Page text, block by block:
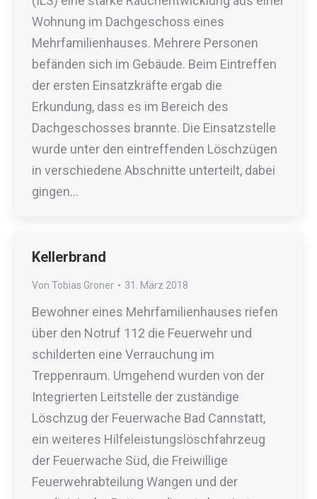
Wohnung im Dachgeschoss eines
Mehrfamilienhauses. Mehrere Personen
befänden sich im Gebäude. Beim Eintreffen
der ersten Einsatzkräfte ergab die
Erkundung, dass es im Bereich des
Dachgeschosses brannte. Die Einsatzstelle
wurde unter den eintreffenden Löschzügen
in verschiedene Abschnitte unterteilt, dabei
gingen…
Kellerbrand
Von Tobias Groner 31. März 2018
Bewohner eines Mehrfamilienhauses riefen
über den Notruf 112 die Feuerwehr und
schilderten eine Verrauchung im
Treppenraum. Umgehend wurden von der
Integrierten Leitstelle der zuständige
Löschzug der Feuerwache Bad Cannstatt,
ein weiteres Hilfeleistungslöschfahrzeug
der Feuerwache Süd, die Freiwillige
Feuerwehrabteilung Wangen und der